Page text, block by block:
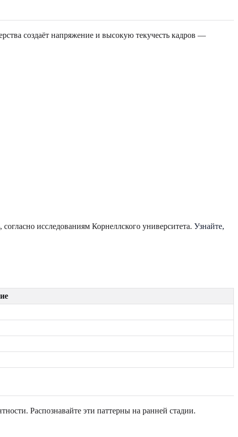
создаёт напряжение и высокую текучесть кадров —
исследованиям Корнеллского университета. Узнайте,
Распознавайте эти паттерны на ранней стадии.